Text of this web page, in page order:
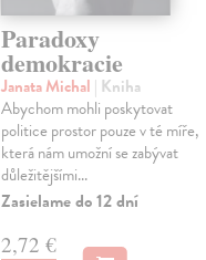
Paradoxy
demokracie
Janata Michal | Kniha
Abychom mohli poskytovat
politice prostor pouze v té míře,
která nám umožní se zabývat
důležitějšími...
Zasielame do 12 dní
2,72 €